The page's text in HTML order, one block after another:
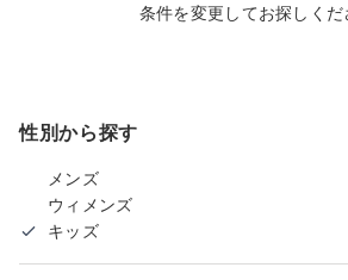
条件を変更してお探しくだ
性別から探す
メンズ
ウィメンズ
キッズ